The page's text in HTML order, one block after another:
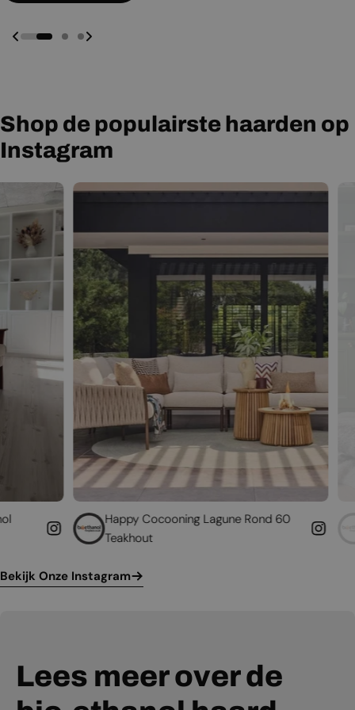
Shop de populairste haarden op
Instagram
Happy Cocooning Lagune Rond 60
Teakhout
Geef uw
Bekijk Onze Instagram
Lees meer over de